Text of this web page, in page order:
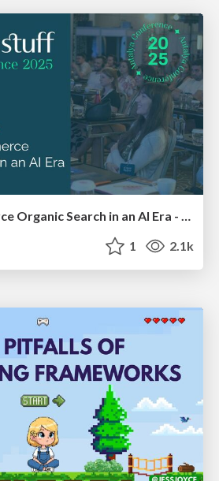
Winning Ecommerce Organic Search in an AI Era - #searchnstuff2025
1 2.1k